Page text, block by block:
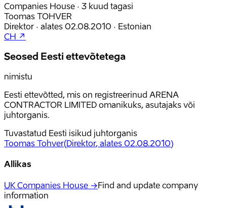
Companies House · 3 kuud tagasi
Toomas TOHVER
Direktor · alates 02.08.2010 · Estonian
CH ↗
Seosed Eesti ettevõtetega
nimistu
Eesti ettevõtted, mis on registreerinud ARENA
CONTRACTOR LIMITED omanikuks, asutajaks või
juhtorganis.
Tuvastatud Eesti isikud juhtorganis
Toomas Tohver(Direktor, alates 02.08.2010)
Allikas
UK Companies House →Find and update company
information